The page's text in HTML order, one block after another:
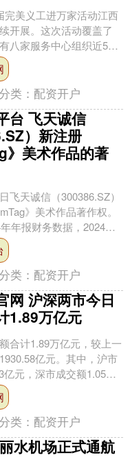
完美义工进万家活动江西
开展。这次活动覆盖了
八家服务中心组织近50
动。 南昌此时已经进入
40....
类： 配资开户
台 飞天诚信
）新注册
》美术作品的著
飞天诚信（300386.SZ）
》美术作品著作权。
年报财务数据，2024年
投入了9232.7....
类： 配资开户
网 沪深两市今日
1.89万亿元
合计1.89万亿元，较上一
亿元。其中，沪市
亿元，深市成交额1.05万
成交额居首，为11....
类： 配资开户
水机场正式通航